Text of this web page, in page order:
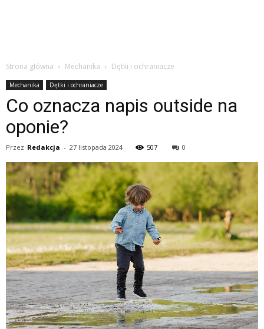
Strona główna Mechanika Dętki i ochraniacze
Mechanika Dętki i ochraniacze
Co oznacza napis outside na
oponie?
Przez Redakcja - 27 listopada 2024 507 0